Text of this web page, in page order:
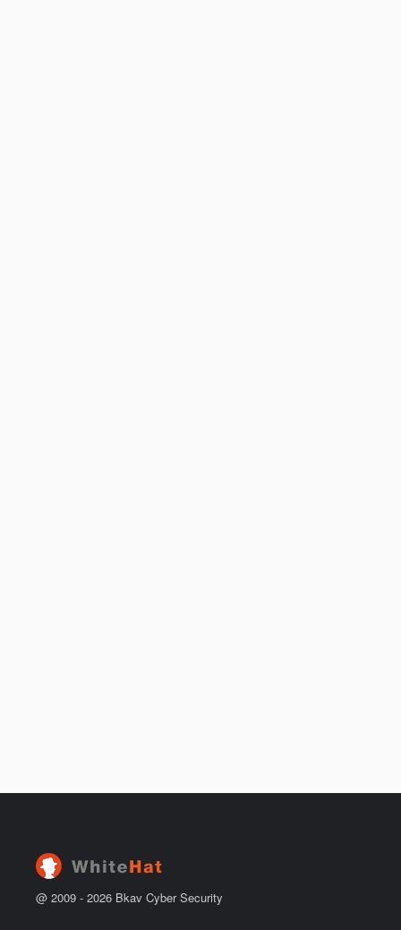
@ 2009 - 2026 Bkav Cyber Security